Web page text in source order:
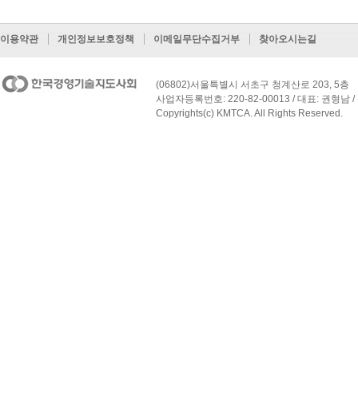
이용약관 개인정보보호정책 이메일무단수집거부 찾아오시는길
(06802)서울특별시 서초구 청계산로 203, 5층
사업자등록번호: 220-82-00013 / 대표: 권형남
Copyrights(c) KMTCA. All Rights Reserved.